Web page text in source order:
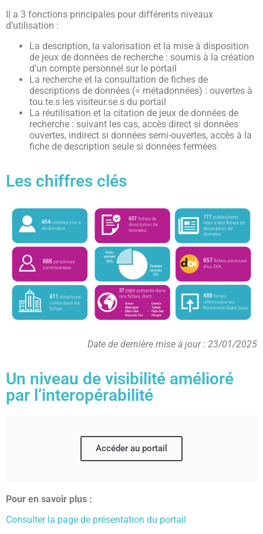
Il a 3 fonctions principales pour différents niveaux
d’utilisation :
La description, la valorisation et la mise à disposition
de jeux de données de recherche : soumis à la création
d’un compte personnel sur le portail
La recherche et la consultation de fiches de
descriptions de données (= métadonnées) : ouvertes à
tou.te.s les visiteur.se.s du portail
La réutilisation et la citation de jeux de données de
recherche : suivant les cas, accès direct si données
ouvertes, indirect si données semi-ouvertes, accès à la
fiche de description seule si données fermées
Les chiffres clés
Date de dernière mise à jour : 23/01/2025
Un niveau de visibilité amélioré
par l’interopérabilité
Accéder au portail
Pour en savoir plus :
Consulter la page de présentation du portail